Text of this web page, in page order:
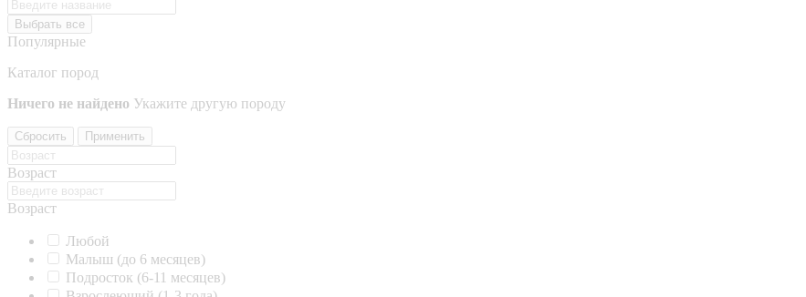
Выбрать все
Популярные
Каталог пород
Ничего не найдено Укажите другую породу
Сбросить Применить
Возраст
Возраст
Любой
Малыш (до 6 месяцев)
Подросток (6-11 месяцев)